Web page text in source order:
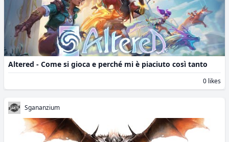
Altered - Come si gioca e perché mi è piaciuto così tanto
0 likes
Sgananzium